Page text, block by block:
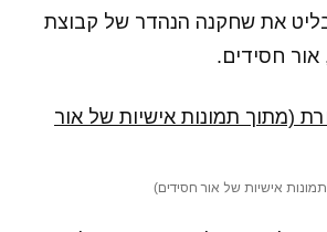
את שחקנה הנהדר של קבוצת
חסידים.
אישיות של אור חסידים)